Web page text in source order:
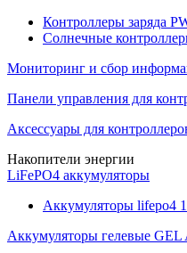
Контроллеры заряда
Солнечные
Мониторинг и сбор
Панели управления для
Аксессуары для
Накопители энергии
LiFePO4 аккумуляторы
Аккумуляторы lifepo4
Аккумуляторы гелевые GEL